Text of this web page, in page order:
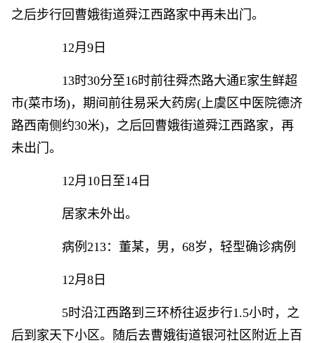
之后步行回曹娥街道舜江西路家中再未出门。
12月9日
13时30分至16时前往舜杰路大通E家生鲜超
市(菜市场)，期间前往易采大药房(上虞区中医院德济
路西南侧约30米)，之后回曹娥街道舜江西路家，再
未出门。
12月10日至14日
居家未外出。
病例213：董某，男，68岁，轻型确诊病例
12月8日
5时沿江西路到三环桥往返步行1.5小时，之
后到家天下小区。随后去曹娥街道银河社区附近上百